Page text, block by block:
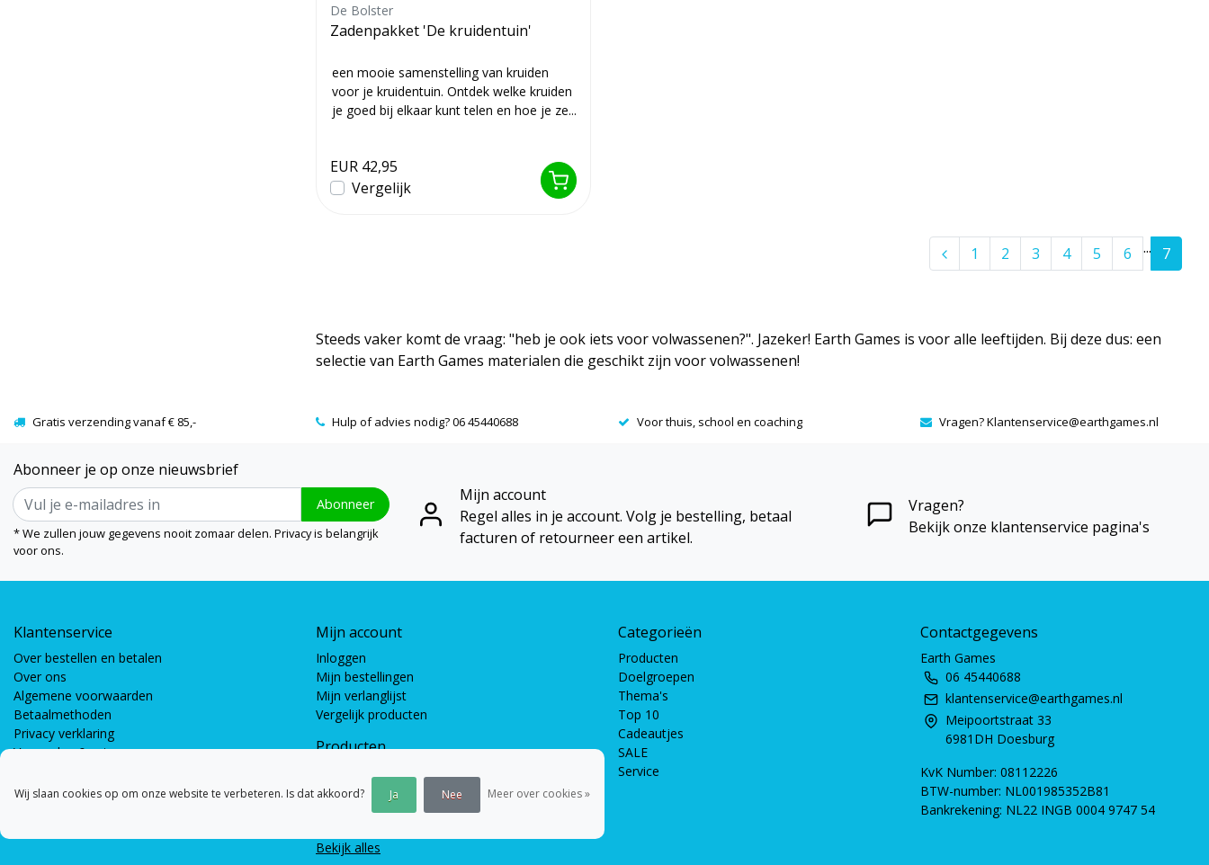
De Bolster
Zadenpakket 'De kruidentuin'
een mooie samenstelling van kruiden
voor je kruidentuin. Ontdek welke kruiden
je goed bij elkaar kunt telen en hoe je ze...
EUR 42,95
Vergelijk
1 2 3 4 5 6 ... 7
Steeds vaker komt de vraag: "heb je ook iets voor volwassenen?". Jazeker! Earth Games is voor alle leeftijden. Bij deze dus: een
selectie van Earth Games materialen die geschikt zijn voor volwassenen!
Gratis verzending vanaf € 85,- Hulp of advies nodig? 06 45440688 Voor thuis, school en coaching Vragen?Klantenservice@earthgames.nl
Abonneer je op onze nieuwsbrief
Abonneer
* We zullen jouw gegevens nooit zomaar delen. Privacy is belangrijk
voor ons.
Mijn account
Regel alles in je account. Volg je bestelling, betaal
facturen of retourneer een artikel.
Vragen?
Bekijk onze klantenservice pagina's
Klantenservice
Over bestellen en betalen
Over ons
Algemene voorwaarden
Betaalmethoden
Privacy verklaring
Verzenden & retourneren
Mijn account
Inloggen
Mijn bestellingen
Mijn verlanglijst
Vergelijk producten
Producten
Bewegingsspellen
Gespreksspellen
Bekijk alles
Categorieën
Producten
Doelgroepen
Thema's
Top 10
Cadeautjes
SALE
Service
Contactgegevens
Earth Games
06 45440688
klantenservice@earthgames.nl
Meipoortstraat 33
6981DH Doesburg
KvK Number: 08112226
BTW-number: NL001985352B81
Bankrekening: NL22 INGB 0004 9747 54
Wij slaan cookies op om onze website te verbeteren. Is dat akkoord? Ja Nee Meer over cookies »